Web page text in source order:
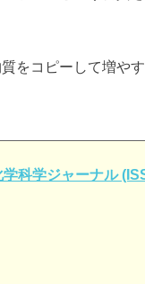
をコピーして増や
科学ジャーナル